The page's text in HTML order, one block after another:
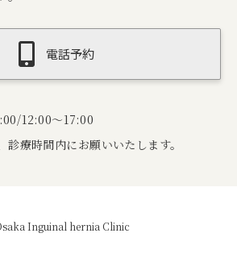
電話予約
12:00～17:00
診療時間内にお願いいたします。
Inguinal hernia Clinic